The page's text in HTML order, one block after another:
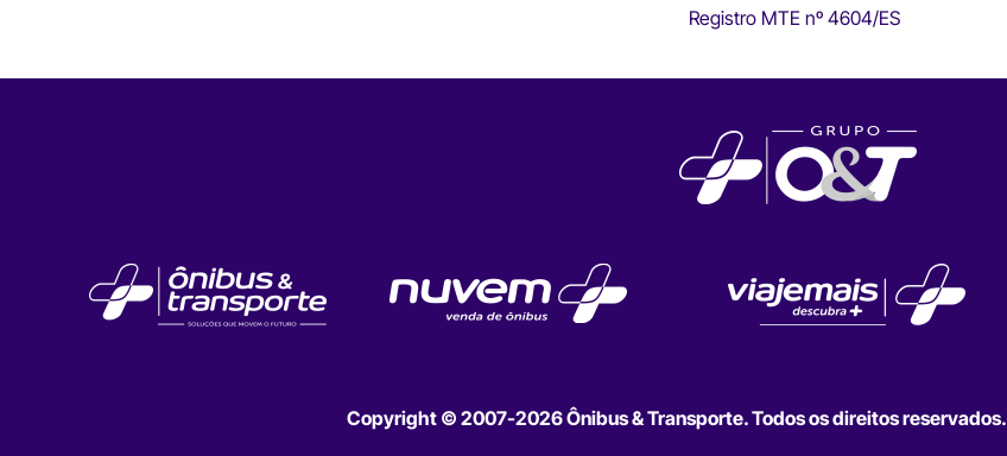
Registro MTE nº 4604/ES
Copyright © 2007-2026 Ônibus & Transporte. Todos os direitos reservados.